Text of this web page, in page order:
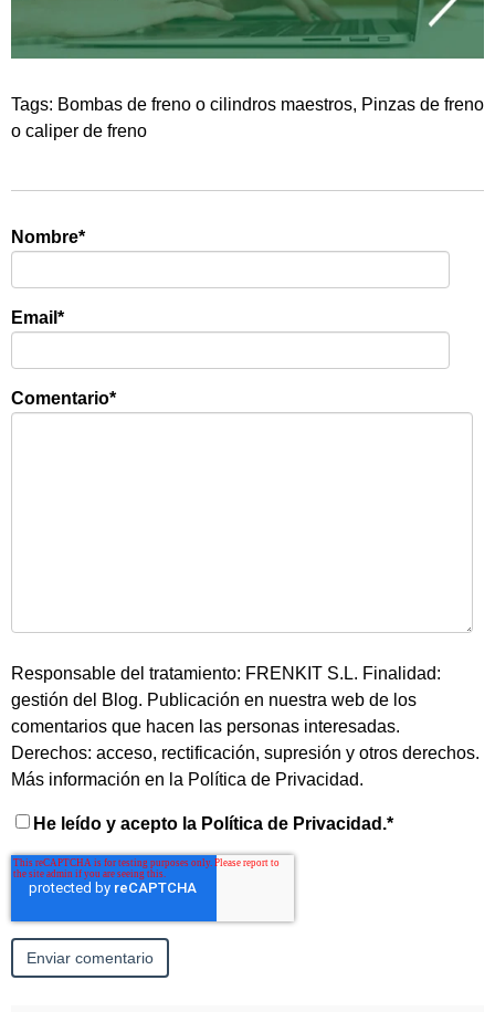
Tags: Bombas de freno o cilindros maestros, Pinzas de freno
o caliper de freno
Nombre*
Email *
Comentario*
Responsable del tratamiento: FRENKIT S.L. Finalidad:
gestión del Blog. Publicación en nuestra web de los
comentarios que hacen las personas interesadas.
Derechos: acceso, rectificación, supresión y otros derechos.
Más información en la Política de Privacidad.
He leído y acepto la Política de Privacidad.*